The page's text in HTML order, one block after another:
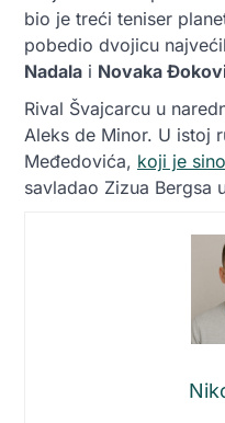
bio je treći teniser
pobedio dvojicu
Nadala i Novaka
Rival Švajcarcu u
Aleks de Minor. U istoj
Međedovića, koji je
savladao Zizua Bergsa